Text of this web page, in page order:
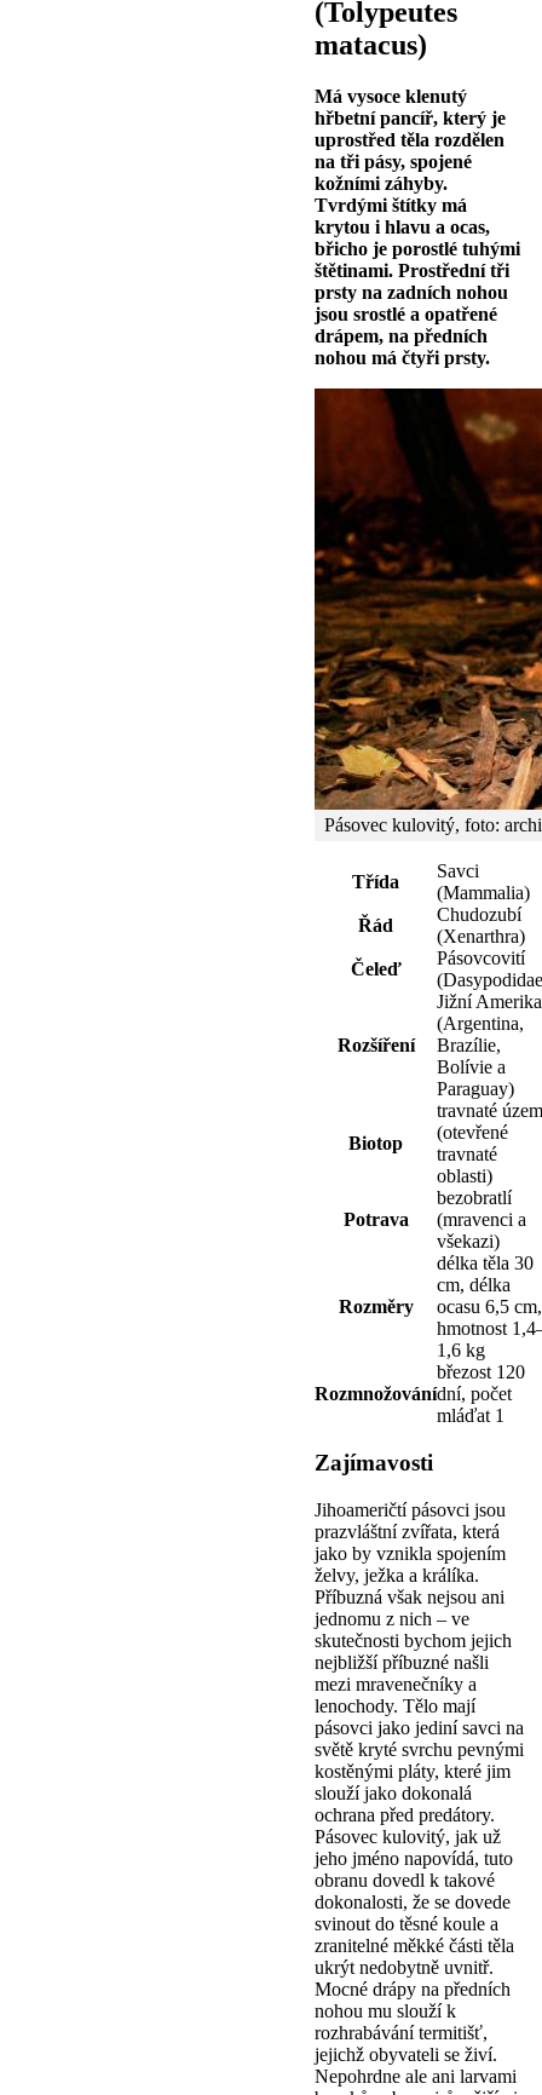
(Tolypeutes
matacus)
Má vysoce klenutý
hřbetní pancíř, který je
uprostřed těla rozdělen
na tři pásy, spojené
kožními záhyby.
Tvrdými štítky má
krytou i hlavu a ocas,
břicho je porostlé tuhými
štětinami. Prostřední tři
prsty na zadních nohou
jsou srostlé a opatřené
drápem, na předních
nohou má čtyři prsty.
Pásovec kulovitý, foto:
Třída
Savci
(Mammalia)
Řád
Chudozubí
(Xenarthra)
Čeleď
Pásovcovití
Rozšíření
Jižní Amerika
(Argentina,
Brazílie,
Bolívie a
Paraguay)
Biotop
travnaté
(otevřené
travnaté
oblasti)
Potrava
bezobratlí
(mravenci a
všekazi)
Rozměry
délka těla 30
cm, délka
ocasu 6,5 cm,
hmotnost
1,6 kg
Rozmnožování
březost 120
dní, počet
mláďat 1
Zajímavosti
Jihoameričtí pásovci jsou
prazvláštní zvířata, která
jako by vznikla spojením
želvy, ježka a králíka.
Příbuzná však nejsou ani
jednomu z nich – ve
skutečnosti bychom jejich
nejbližší příbuzné našli
mezi mravenečníky a
lenochody. Tělo mají
pásovci jako jediní savci na
světě kryté svrchu pevnými
kostěnými pláty, které jim
slouží jako dokonalá
ochrana před predátory.
Pásovec kulovitý, jak už
jeho jméno napovídá, tuto
obranu dovedl k takové
dokonalosti, že se dovede
svinout do těsné koule a
zranitelné měkké části těla
ukrýt nedobytně uvnitř.
Mocné drápy na předních
nohou mu slouží k
rozhrabávání termitišť,
jejichž obyvateli se živí.
Nepohrdne ale ani larvami